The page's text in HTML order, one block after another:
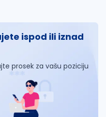
ispod ili iznad
prosek za vašu poziciju